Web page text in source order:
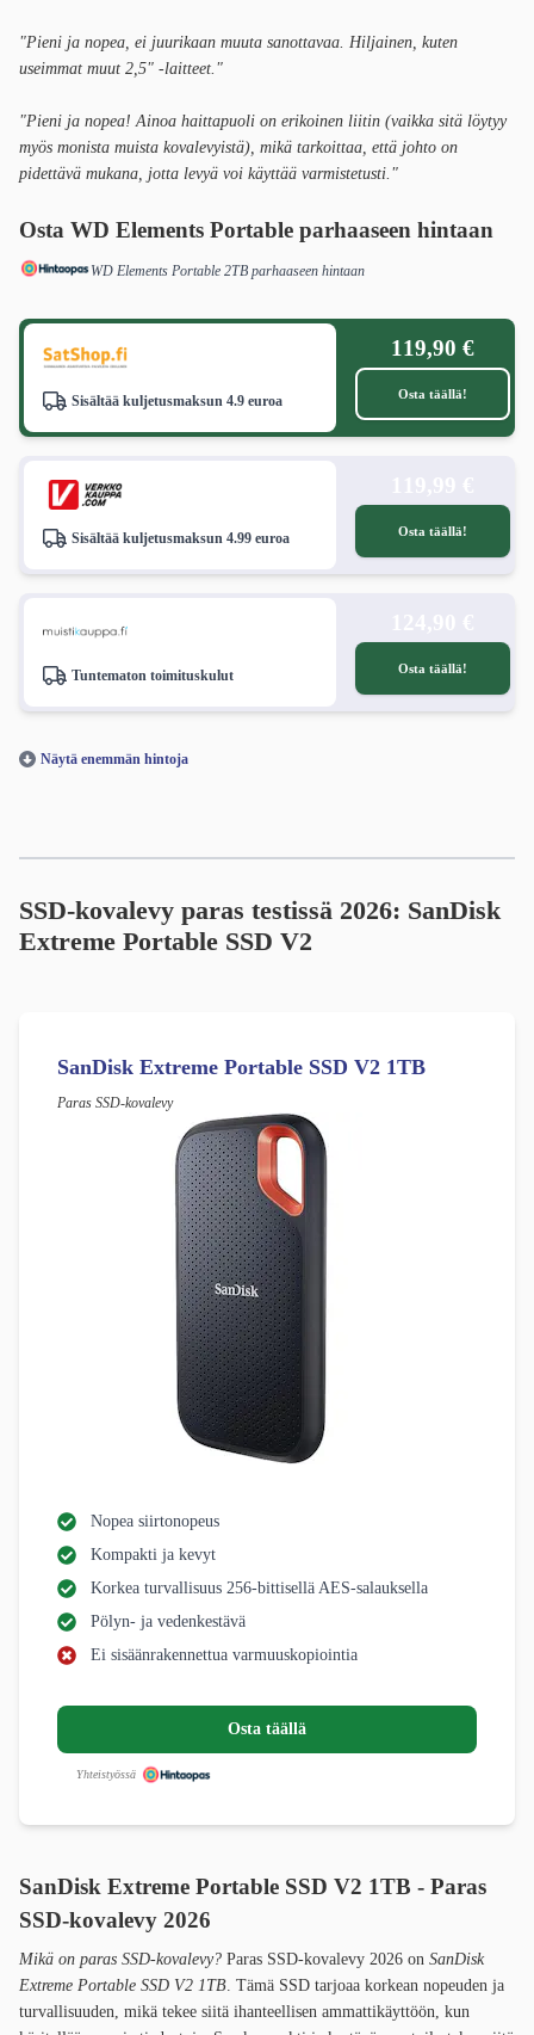
"Pieni ja nopea, ei juurikaan muuta sanottavaa. Hiljainen, kuten
useimmat muut 2,5" -laitteet."
"Pieni ja nopea! Ainoa haittapuoli on erikoinen liitin (vaikka sitä löytyy
myös monista muista kovalevyistä), mikä tarkoittaa, että johto on
pidettävä mukana, jotta levyä voi käyttää varmistetusti."
Osta WD Elements Portable parhaaseen hintaan
WD Elements Portable 2TB parhaaseen hintaan
Sisältää kuljetusmaksun 4.9 euroa
119,90 €
Osta täällä!
Sisältää kuljetusmaksun 4.99 euroa Osta täällä!
Tuntematon toimituskulut Osta täällä!
Näytä enemmän hintoja
SSD-kovalevy paras testissä 2026: SanDisk
Extreme Portable SSD V2
SanDisk Extreme Portable SSD V2 1TB
Paras SSD-kovalevy
Nopea siirtonopeus
Kompakti ja kevyt
Korkea turvallisuus 256-bittisellä AES-salauksella
Pölyn- ja vedenkestävä
Ei sisäänrakennettua varmuuskopiointia
Osta täällä
Yhteistyössä
SanDisk Extreme Portable SSD V2 1TB - Paras
SSD-kovalevy 2026
Mikä on paras SSD-kovalevy? Paras SSD-kovalevy 2026 on SanDisk
Extreme Portable SSD V2 1TB . Tämä SSD tarjoaa korkean nopeuden ja
turvallisuuden, mikä tekee siitä ihanteellisen ammattikäyttöön, kun